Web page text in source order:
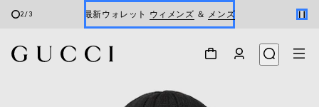
3/3 最新ウォレット ウィメンズ ＆ メンズ